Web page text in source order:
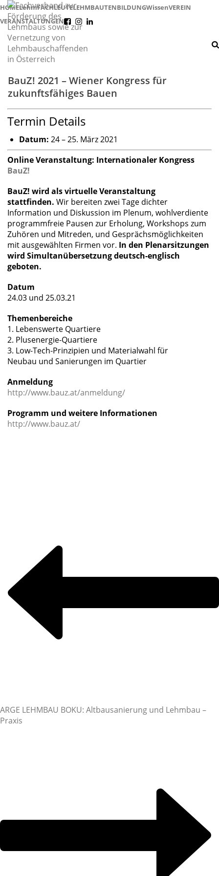
HOMELehmFACHLEUTELEHMBAUTENBILDUNGWissenVEREIN
VERANSTALTUNGEN
BauZ! 2021 – Wiener Kongress für
zukunftsfähiges Bauen
Termin Details
Datum: 24–25. März 2021
Online Veranstaltung: Internationaler Kongress
BauZ!
BauZ! wird als virtuelle Veranstaltung
stattfinden. Wir bereiten zwei Tage dichter
Information und Diskussion im Plenum, wohlverdiente
programmfreie Pausen zur Erholung, Workshops zum
Zuhören und Mitreden, und Gesprächsmöglichkeiten
mit ausgewählten Firmen vor. In den Plenarsitzungen
wird Simultanübersetzung deutsch-englisch
geboten.
Datum
24.03 und 25.03.21
Themenbereiche
1. Lebenswerte Quartiere
2. Plusenergie-Quartiere
3. Low-Tech-Prinzipien und Materialwahl für
Neubau und Sanierungen im Quartier
Anmeldung
http://www.bauz.at/anmeldung/
Programm und weitere Informationen
http://www.bauz.at/
ARGE LEHMBAU BOKU: Altbausanierung und Lehmbau –
Praxis